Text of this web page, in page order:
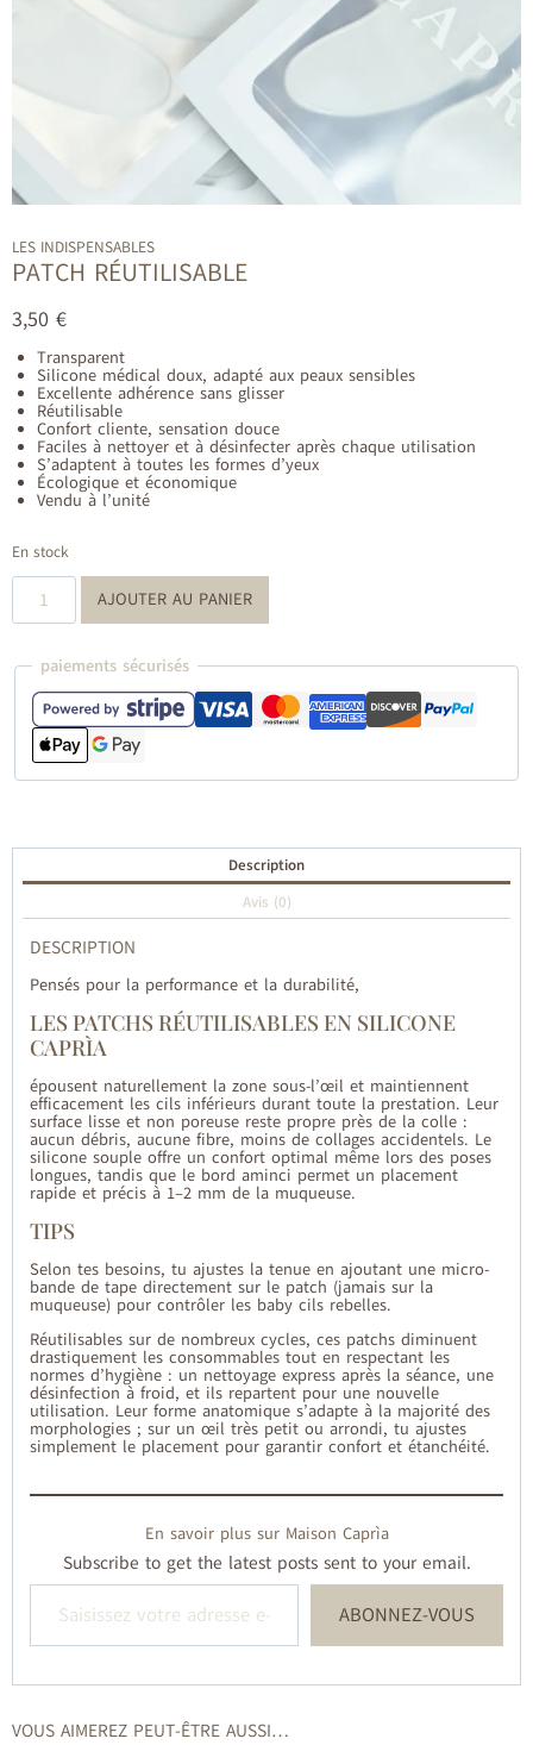
LES INDISPENSABLES
PATCH RÉUTILISABLE
3,50 €
Transparent
Silicone médical doux, adapté aux peaux sensibles
Excellente adhérence sans glisser
Réutilisable
Confort cliente, sensation douce
Faciles à nettoyer et à désinfecter après chaque utilisation
S’adaptent à toutes les formes d’yeux
Écologique et économique
Vendu à l’unité
En stock
quantité
Patch
AJOUTER AU PANIER
paiements sécurisés
Description
Avis (0)
DESCRIPTION
Pensés pour la performance et la durabilité,
LES PATCHS RÉUTILISABLES EN SILICONE
CAPRÌA
épousent naturellement la zone sous-l’œil et maintiennent
efficacement les cils inférieurs durant toute la prestation. Leur
surface lisse et non poreuse reste propre près de la colle :
aucun débris, aucune fibre, moins de collages accidentels. Le
silicone souple offre un confort optimal même lors des poses
longues, tandis que le bord aminci permet un placement
rapide et précis à 1–2 mm de la muqueuse.
TIPS
Selon tes besoins, tu ajustes la tenue en ajoutant une micro-
bande de tape directement sur le patch (jamais sur la
muqueuse) pour contrôler les baby cils rebelles.
Réutilisables sur de nombreux cycles, ces patchs diminuent
drastiquement les consommables tout en respectant les
normes d’hygiène : un nettoyage express après la séance, une
désinfection à froid, et ils repartent pour une nouvelle
utilisation. Leur forme anatomique s’adapte à la majorité des
morphologies ; sur un œil très petit ou arrondi, tu ajustes
simplement le placement pour garantir confort et étanchéité.
En savoir plus sur Maison Caprìa
Subscribe to get the latest posts sent to your email.
Saisissez votre adresse e-mail…
ABONNEZ-VOUS
VOUS AIMEREZ PEUT-ÊTRE AUSSI…